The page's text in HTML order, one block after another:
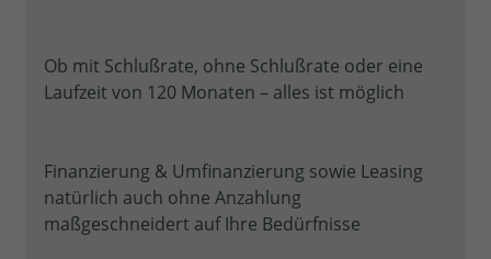
Ob mit Schlußrate, ohne Schlußrate oder eine
Laufzeit von 120 Monaten – alles ist möglich
Finanzierung & Umfinanzierung sowie Leasing
natürlich auch ohne Anzahlung
maßgeschneidert auf Ihre Bedürfnisse